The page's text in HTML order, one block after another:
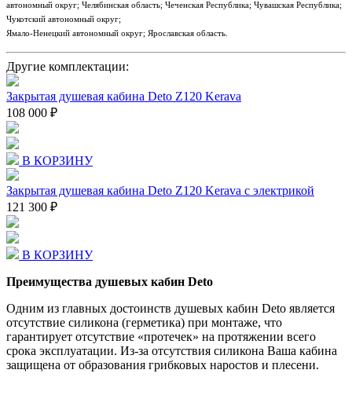
автономный округ; Челябинская область; Чеченская Республика; Чувашская Республика;
Чукотский автономный округ;
Ямало-Ненецкий автономный округ; Ярославская область.
Другие комплектации:
Закрытая душевая кабина Deto Z120 Kerava
108 000 ₽
В КОРЗИНУ
Закрытая душевая кабина Deto Z120 Kerava с электрикой
121 300 ₽
В КОРЗИНУ
Преимущества душевых кабин Deto
Одним из главных достоинств душевых кабин Deto является
отсутствие силикона (герметика) при монтаже, что
гарантирует отсутствие «протечек» на протяжении всего
срока эксплуатации. Из-за отсутствия силикона Ваша кабина
защищена от образования грибковых наростов и плесени.